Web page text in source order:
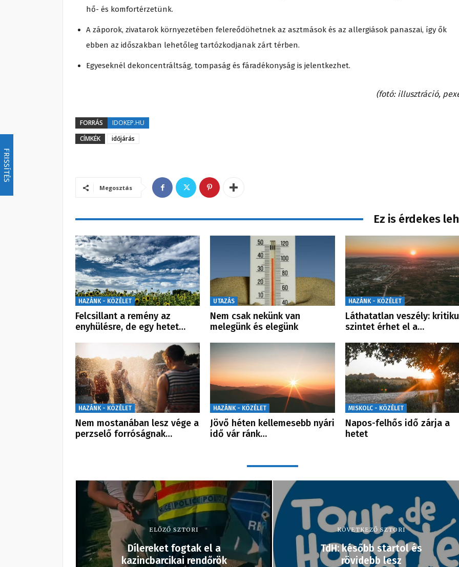
FRISSÍTÉS
hő- és komfortérzetünk.
A záporok, zivatarok környezetében felereődöhetnek az asztmások és az allergiások panaszai, így ők
ebben az időszakban lehetőleg tartózkodjanak zárt térben.
Egyeseknél dekoncentráltság, tompaság és fáradékonyság is jelentkezhet.
(fotó: illusztráció,
FORRÁS
IDOKEP.HU
CÍMKÉK
időjárás
Megosztás
Ez is érdekes
HAZÁNK - KÖZÉLET
Felcsillant a remény az
enyhülésre, de egy hetet…
UTAZÁS
Nem csak nekünk van
melegünk és elegünk
HAZÁNK - KÖZÉLET
Láthatatlan veszély:
szintet érhet el a…
HAZÁNK - KÖZÉLET
Nem mostanában lesz vége a
perzselő forróságnak…
HAZÁNK - KÖZÉLET
Jövő héten kellemesebb nyári
idő vár ránk…
MISKOLC - KÖZÉLET
Napos-felhős idő zárja a
hetet
ELŐZŐ SZTORI
Dílereket fogtak el a
kazincbarcikai rendőrök
KÖVETKEZŐ SZTORI
TdH: később startol és
rövidebb lesz